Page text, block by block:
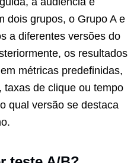
dois grupos, o Grupo A e
a diferentes versões do
os resultados
métricas predefinidas,
de clique ou tempo
qual versão se destaca